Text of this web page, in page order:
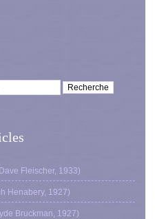
Fleischer, 1933)
Henabery, 1927)
Bruckman, 1927)